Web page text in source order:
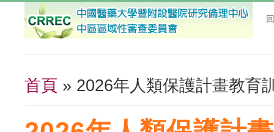
您在這裡
首頁 » 2026年人類保護計畫教育